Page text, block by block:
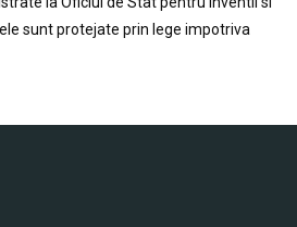
sunt protejate prin lege impotriva